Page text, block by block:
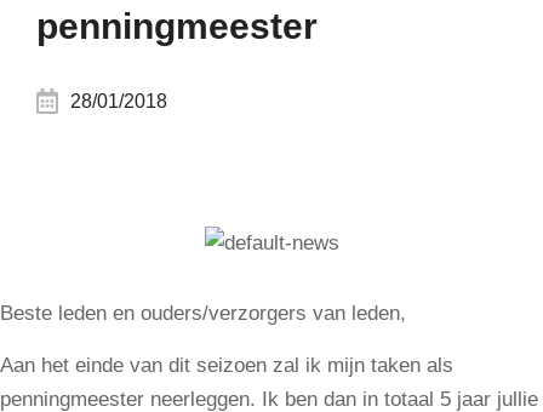
penningmeester
28/01/2018
Beste leden en ouders/verzorgers van leden,
Aan het einde van dit seizoen zal ik mijn taken als
penningmeester neerleggen. Ik ben dan in totaal 5 jaar jullie